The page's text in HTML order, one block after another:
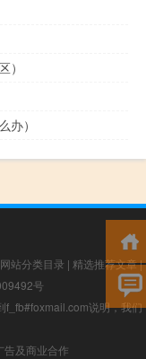
）
办）
网站分类目录 | 精选推荐文章|
号
f_fb#foxmail.com说明，我们
告及商业合作